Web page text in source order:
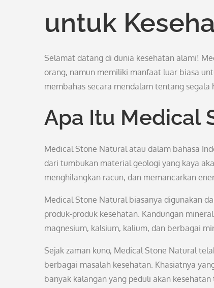
untuk
Selamat datang di dunia kesehatan alami!
orang, namun memiliki manfaat luar biasa
membahas secara mendalam tentang
Apa Itu Medical
Medical Stone Natural atau dalam bahasa
dari tumbukan material geologi yang kaya
menghilangkan racun, dan memancarkan
Medical Stone Natural biasanya digunakan
produk-produk kesehatan. Kandungan
magnesium, kalsium, kalium, dan berbagai
Sejak zaman kuno, Medical Stone Natural
berbagai masalah kesehatan. Khasiatnya
banyak kalangan yang peduli akan kesehatan